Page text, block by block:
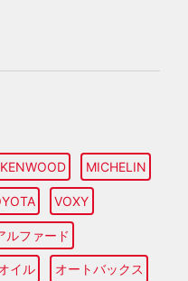
KENWOOD MICHELIN
VOXY
ルファード
イル オートバックス